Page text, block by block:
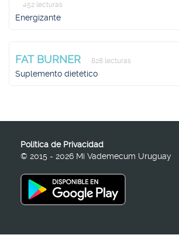
452 lecturas
Energizante
FAT BURNER 828 lecturas
Suplemento dietético
Política de Privacidad
© 2015 - 2026 Mi Vademecum Uruguay